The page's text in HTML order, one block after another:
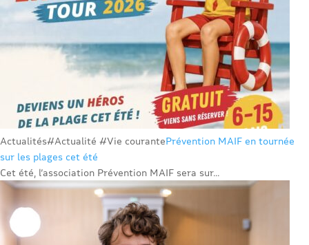
Actualités#Actualité #Vie courantePrévention MAIF en tournée
sur les plages cet été
Cet été, l’association Prévention MAIF sera sur...